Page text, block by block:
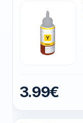
3.99€